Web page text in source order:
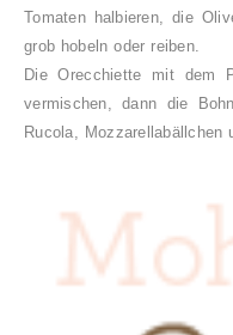
Tomaten halbieren, die
grob hobeln oder reiben.
Die Orecchiette mit dem
vermischen, dann die
Rucola, Mozzarellabällchen